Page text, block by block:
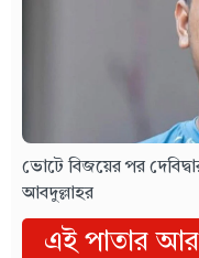
ভোটে বিজয়ের পর
আবদুল্লাহর
এই পাতার